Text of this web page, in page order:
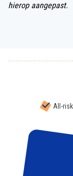
hierop aangepast.
All-